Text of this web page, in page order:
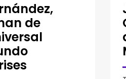
de